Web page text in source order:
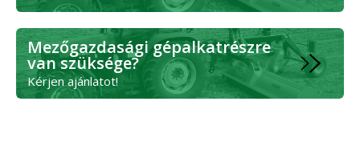
Mezőgazdasági gépalkatrészre
van szüksége?
Kérjen ajánlatot!